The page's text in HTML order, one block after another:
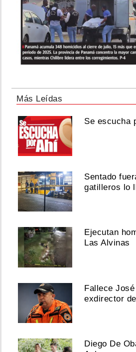
Más Leídas
Se escucha
Sentado
gatilleros lo
Ejecutan
Las Alvinas
Fallece
exdirector
Diego De